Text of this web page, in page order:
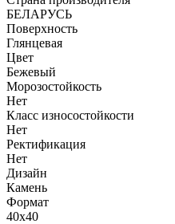
БЕЛАРУСЬ
Поверхность
Глянцевая
Цвет
Бежевый
Морозостойкость
Нет
Класс износостойкости
Нет
Ректификация
Нет
Дизайн
Камень
Формат
40x40